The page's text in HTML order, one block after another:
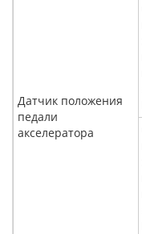
Датчик положения
педали
акселератора